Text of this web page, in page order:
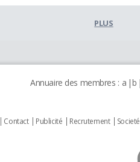
PLUS
Annuaire des membres : a b
Contact Publicité Recrutement Societé